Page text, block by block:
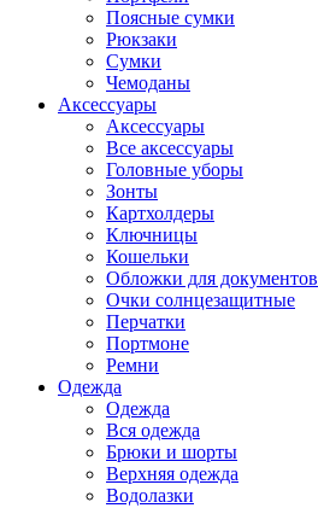
Поясные сумки
Рюкзаки
Сумки
Чемоданы
Аксессуары
Аксессуары
Все аксессуары
Головные уборы
Зонты
Картхолдеры
Ключницы
Кошельки
Обложки для документов
Очки солнцезащитные
Перчатки
Портмоне
Ремни
Одежда
Одежда
Вся одежда
Брюки и шорты
Верхняя одежда
Водолазки